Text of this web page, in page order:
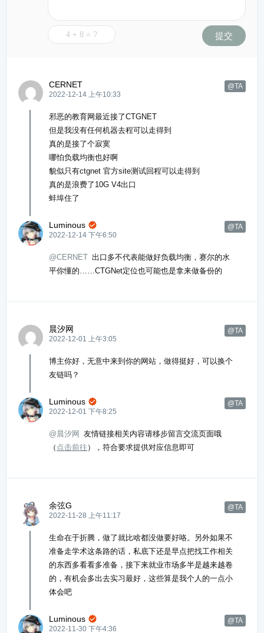
提交
CERNET
@TA
2022-12-14 上午10:33
邪恶的教育网最近接了CTGNET
但是我没有任何机器去程可以走得到
真的是接了个寂寞
哪怕负载均衡也好啊
貌似只有ctgnet 官方site测试回程可以走得到
真的是浪费了10G V4出口
蚌埠住了
Luminous @TA

2022-12-14 下午6:50
@CERNET 出口多不代表能做好负载均衡，赛尔的水
平你懂的……CTGNet定位也可能也是拿来做备份的
晨汐网
@TA
2022-12-01 上午3:05
博主你好，无意中来到你的网站，做得挺好，可以换个
友链吗？
Luminous @TA

2022-12-01 下午8:25
@晨汐网 友情链接相关内容请移步留言交流页面哦
（ 点击前往 ），符合要求提供对应信息即可
余弦G
@TA
2022-11-28 上午11:17
生命在于折腾，做了就比啥都没做要好咯。另外如果不
准备走学术这条路的话，私底下还是早点把找工作相关
的东西多看看多准备，接下来就业市场多半是越来越卷
的，有机会多出去实习最好，这些算是我个人的一点小
体会吧
Luminous @TA

2022-11-30 下午4:36